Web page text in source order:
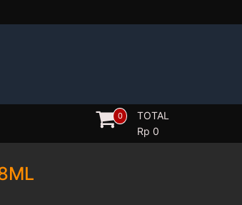
0
TOTAL
Rp 0